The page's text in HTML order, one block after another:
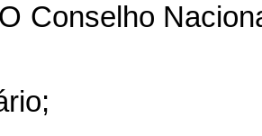
Conselho